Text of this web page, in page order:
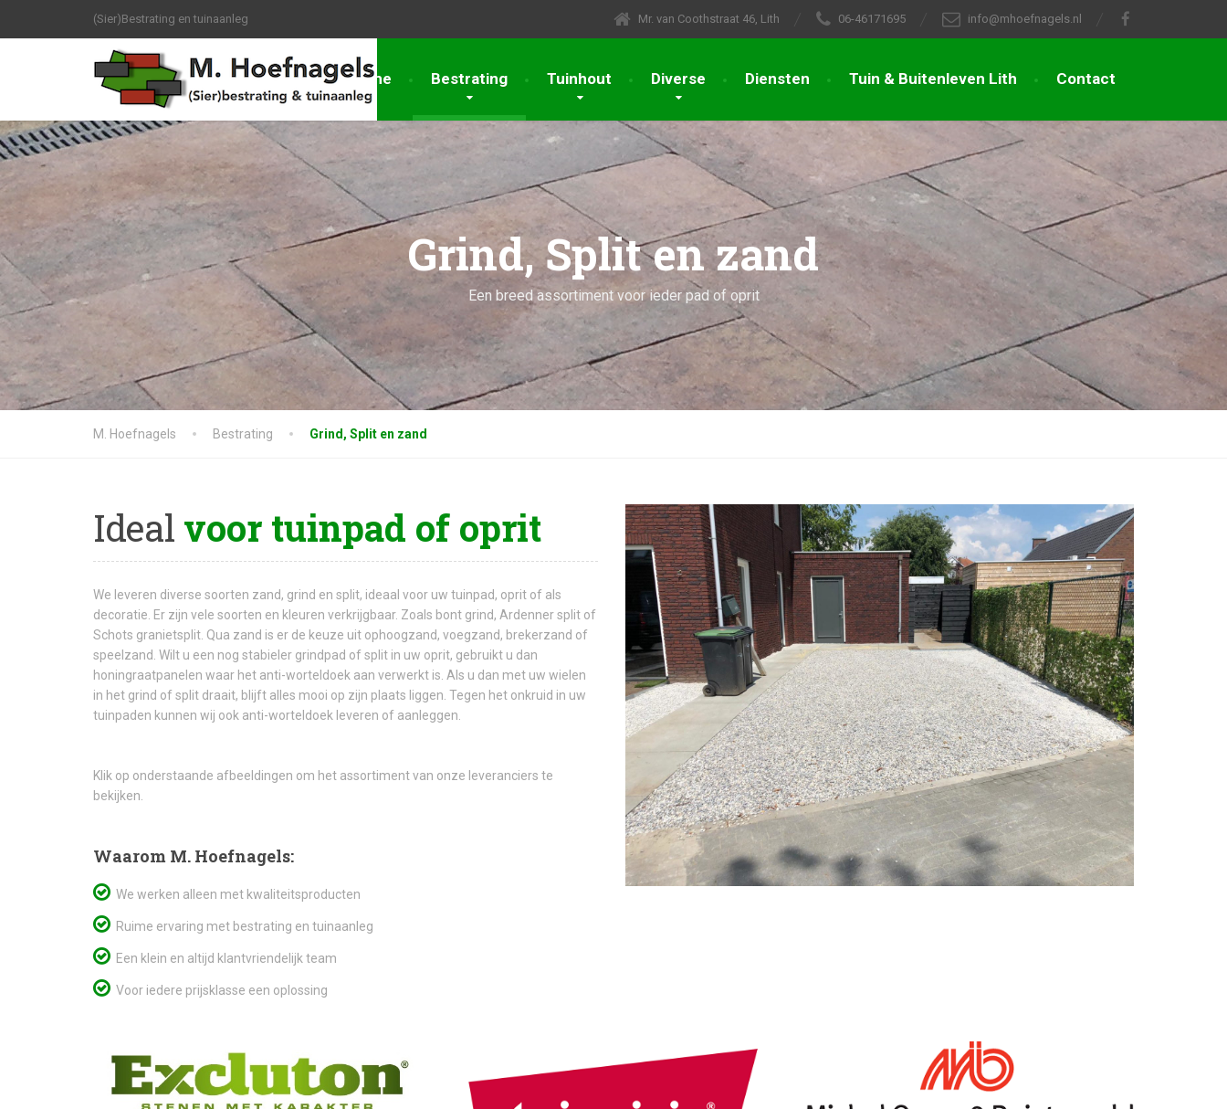
(Sier)Bestrating en tuinaanleg Mr. van Coothstraat 46, Lith 06-46171695 info@mhoefnagels.nl
Home Bestrating Tuinhout Diverse Diensten Tuin & Buitenleven Lith Contact
Grind, Split en zand
Een breed assortiment voor ieder pad of oprit
M. Hoefnagels Bestrating Grind, Split en zand
Ideal voor tuinpad of oprit
We leveren diverse soorten zand, grind en split, ideaal voor uw tuinpad, oprit of als
decoratie. Er zijn vele soorten en kleuren verkrijgbaar. Zoals bont grind, Ardenner split of
Schots granietsplit. Qua zand is er de keuze uit ophoogzand, voegzand, brekerzand of
speelzand. Wilt u een nog stabieler grindpad of split in uw oprit, gebruikt u dan
honingraatpanelen waar het anti-worteldoek aan verwerkt is. Als u dan met uw wielen
in het grind of split draait, blijft alles mooi op zijn plaats liggen. Tegen het onkruid in uw
tuinpaden kunnen wij ook anti-worteldoek leveren of aanleggen.
Klik op onderstaande afbeeldingen om het assortiment van onze leveranciers te
bekijken.
Waarom M. Hoefnagels:
We werken alleen met kwaliteitsproducten
Ruime ervaring met bestrating en tuinaanleg
Een klein en altijd klantvriendelijk team
Voor iedere prijsklasse een oplossing